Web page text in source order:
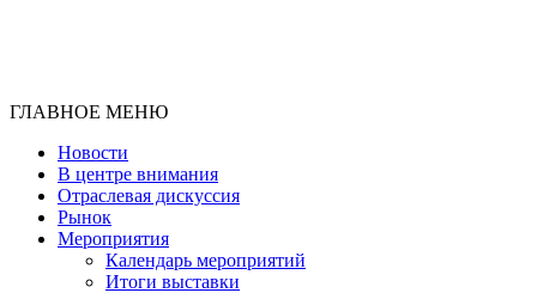
ГЛАВНОЕ МЕНЮ
Новости
В центре внимания
Отраслевая дискуссия
Рынок
Мероприятия
Календарь мероприятий
Итоги выставки